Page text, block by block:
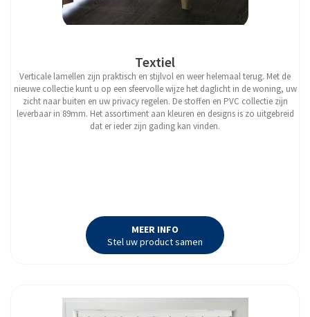
Textiel
Verticale lamellen zijn praktisch en stijlvol en weer helemaal terug. Met de
nieuwe collectie kunt u op een sfeervolle wijze het daglicht in de woning, uw
zicht naar buiten en uw privacy regelen. De stoffen en PVC collectie zijn
leverbaar in 89mm. Het assortiment aan kleuren en designs is zo uitgebreid
dat er ieder zijn gading kan vinden.
MEER INFO
Stel uw product samen